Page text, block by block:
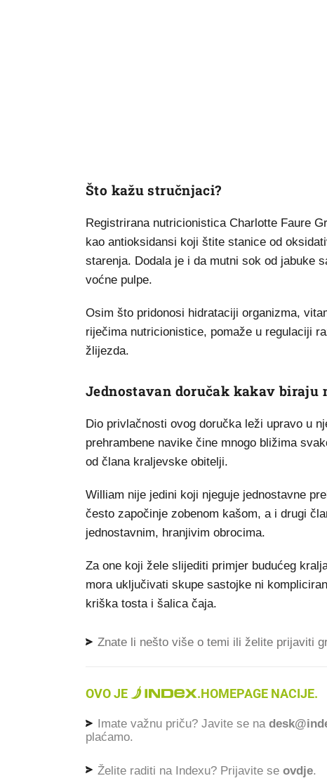
Što kažu stručnjaci?
Registrirana nutricionistica Charlotte Faure
kao antioksidansi koji štite stanice od
starenja. Dodala je i da mutni sok od jabuke
voćne pulpe.
Osim što pridonosi hidrataciji organizma,
riječima nutricionistice, pomaže u regulaciji
žlijezda.
Jednostavan doručak kakav biraju
Dio privlačnosti ovog doručka leži upravo u
prehrambene navike čine mnogo bližima
od člana kraljevske obitelji.
William nije jedini koji njeguje jednostavne
često započinje zobenom kašom, a i drugi
jednostavnim, hranjivim obrocima.
Za one koji žele slijediti primjer budućeg
mora uključivati skupe sastojke ni
kriška tosta i šalica čaja.
Znate li nešto više o temi ili želite prijaviti
OVO JE .HOMEPAGE NACIJE.
Imate važnu priču? Javite se na
plaćamo.
Želite raditi na Indexu? Prijavite se ovdje.